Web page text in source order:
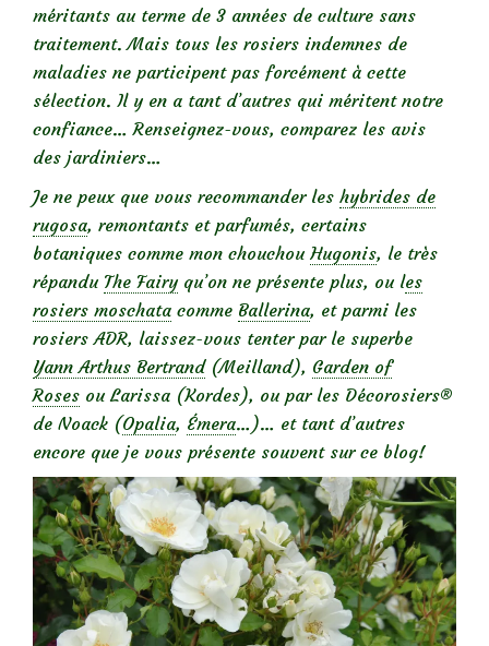
méritants au terme de 3 années de culture sans
traitement. Mais tous les rosiers indemnes de
maladies ne participent pas forcément à cette
sélection. Il y en a tant d’autres qui méritent notre
confiance… Renseignez-vous, comparez les avis
des jardiniers…
Je ne peux que vous recommander les hybrides de
rugosa, remontants et parfumés, certains
botaniques comme mon chouchou Hugonis, le très
répandu The Fairy qu’on ne présente plus, ou les
rosiers moschata comme Ballerina, et parmi les
rosiers ADR, laissez-vous tenter par le superbe
Yann Arthus Bertrand(Meilland), Garden of
Roses ou Larissa (Kordes), ou par les Décorosiers®
de Noack (Opalia, Émera…)… et tant d’autres
encore que je vous présente souvent sur ce blog!